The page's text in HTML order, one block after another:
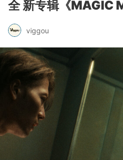
全 新专辑《MAGIC
viggou